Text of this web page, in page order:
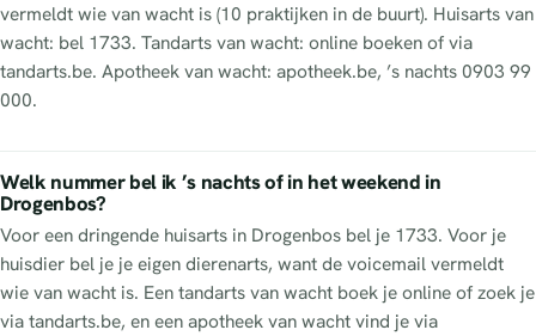
vermeldt wie van wacht is (10 praktijken in de buurt). Huisarts van
wacht: bel 1733. Tandarts van wacht: online boeken of via
tandarts.be. Apotheek van wacht: apotheek.be, ’s nachts 0903 99
000.
Welk nummer bel ik ’s nachts of in het weekend in
Drogenbos?
Voor een dringende huisarts in Drogenbos bel je 1733. Voor je
huisdier bel je je eigen dierenarts, want de voicemail vermeldt
wie van wacht is. Een tandarts van wacht boek je online of zoek je
via tandarts.be, en een apotheek van wacht vind je via